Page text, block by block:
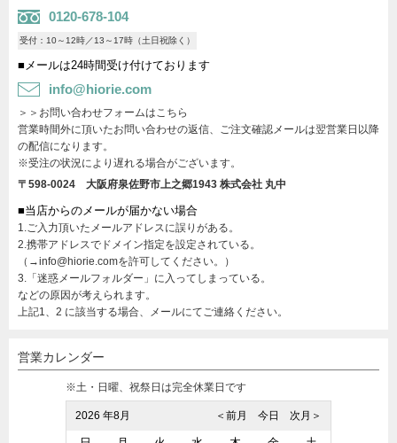
0120-678-104
受付：10～12時／13～17時（土日祝除く）
■メールは24時間受け付けております
info@hiorie.com
＞＞お問い合わせフォームはこちら
営業時間外に頂いたお問い合わせの返信、ご注文確認メールは翌営業日以降
の配信になります。
※受注の状況により遅れる場合がございます。
〒598-0024 大阪府泉佐野市上之郷1943 株式会社 丸中
■当店からのメールが届かない場合
1.ご入力頂いたメールアドレスに誤りがある。
2.携帯アドレスでドメイン指定を設定されている。
（→info@hiorie.comを許可してください。）
3.「迷惑メールフォルダー」に入ってしまっている。
などの原因が考えられます。
上記1、2 に該当する場合、メールにてご連絡ください。
営業カレンダー
※土・日曜、祝祭日は完全休業日です
2026 年8月 次月＞
今日
＜前月